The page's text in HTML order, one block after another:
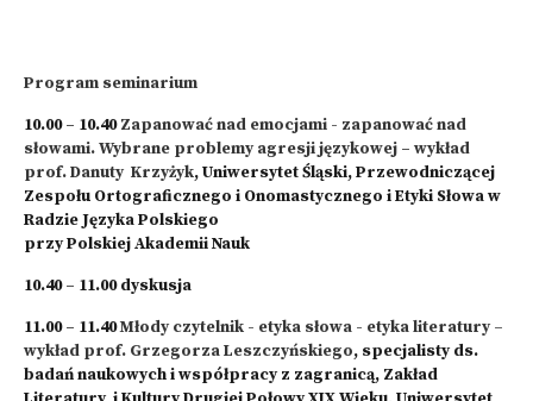
Program seminarium
10.00 – 10.40Zapanować nad emocjami - zapanować nad
słowami. Wybrane problemy agresji językowej – wykład
prof. Danuty Krzyżyk, Uniwersytet Śląski, Przewodniczącej
Zespołu Ortograficznego i Onomastycznego i Etyki Słowa w
Radzie Języka Polskiego
przy Polskiej Akademii Nauk
10.40 – 11.00 dyskusja
11.00 – 11.40Młody czytelnik - etyka słowa - etyka literatury –
wykład prof. Grzegorza Leszczyńskiego, specjalisty ds.
badań naukowych i współpracy z zagranicą, Zakład